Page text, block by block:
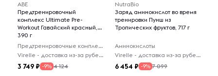
ABE
Предтренировочный
комплекс Ultimate Pre-
Workout Гавайский красный,
390 г
Предтренировочные комплексы
Virelle - доставка из-за рубежа
3 749 -9% 4 124
NutraBio
Заряд аминокислот во время
тренировки Пунш из
Тропических фруктов, 717 г
Аминокислоты
Virelle - доставка из-за рубежа
6 454 -9% 7 099